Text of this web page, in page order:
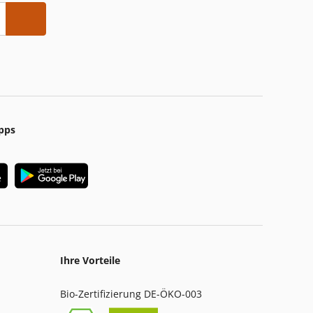
Ihre Vorteile
Bio-Zertifizierung DE-ÖKO-003